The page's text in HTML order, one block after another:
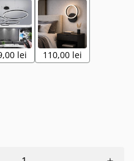
lei 110,00 lei